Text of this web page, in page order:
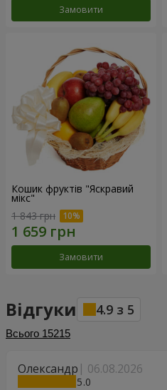
Замовити
Кошик фруктів "Яскравий
мікс"
1 843 грн
Замовити
Відгуки 4.9 з 5
Всього 15215
Олександр 06.08.2026
5